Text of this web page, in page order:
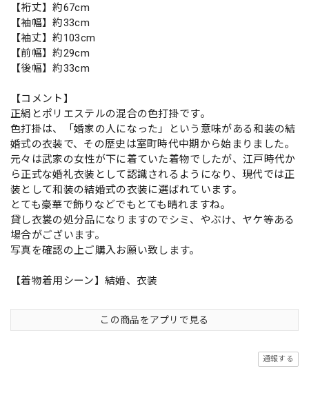
【裄丈】約67cm
【袖幅】約33cm
【袖丈】約103cm
【前幅】約29cm
【後幅】約33cm
【コメント】
正絹とポリエステルの混合の色打掛です。
色打掛は、「婚家の人になった」という意味がある和装の結
婚式の衣装で、その歴史は室町時代中期から始まりました。
元々は武家の女性が下に着ていた着物でしたが、江戸時代か
ら正式な婚礼衣装として認識されるようになり、現代では正
装として和装の結婚式の衣装に選ばれています。
とても豪華で飾りなどでもとても晴れますね。
貸し衣裳の処分品になりますのでシミ、やぶけ、ヤケ等ある
場合がございます。
写真を確認の上ご購入お願い致します。
【着物着用シーン】結婚、衣装
この商品をアプリで見る
通報する